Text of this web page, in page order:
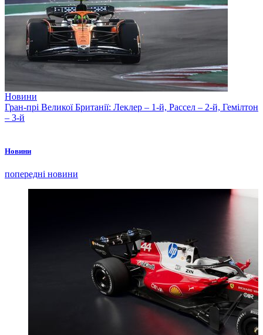
Новини
Гран-прі Великої Британії: Леклер – 1-й, Рассел – 2-й, Гемілтон
– 3-й
Новини
попередні новини